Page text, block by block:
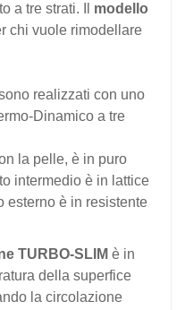
a tre strati. Il modello
chi vuole rimodellare
realizzati con uno
Dinamico a tre
la pelle, è in puro
intermedio è in lattice
esterno è in resistente
TURBO-SLIM è in
della superfice
la circolazione